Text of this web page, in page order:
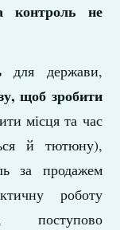
контроль не
для держави,
щоб зробити
місця та час
й тютюну),
за продажем
роботу
поступово